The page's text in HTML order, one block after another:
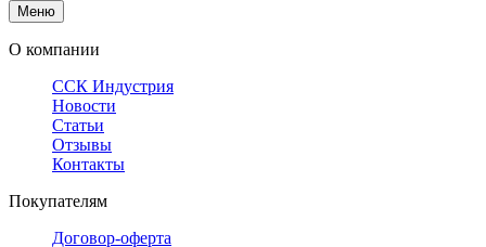
Меню
О компании
ССК Индустрия
Новости
Статьи
Отзывы
Контакты
Покупателям
Договор-оферта